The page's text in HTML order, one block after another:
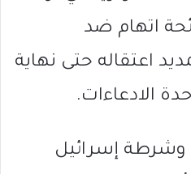
اتهام ضد
اعتقاله حتى نهاية
الادعاءات.
وشرطة إسرائيل